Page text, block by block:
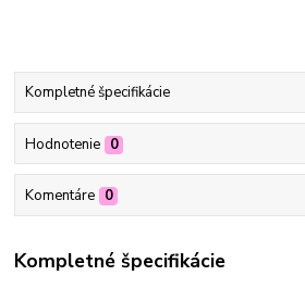
Kompletné špecifikácie
Hodnotenie 0
Komentáre 0
Kompletné špecifikácie